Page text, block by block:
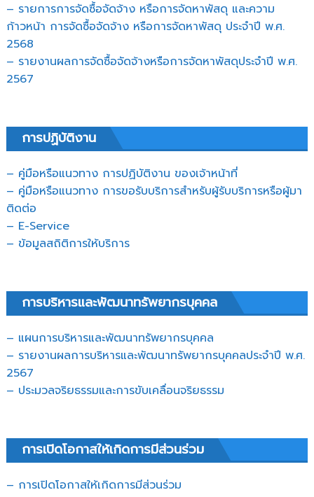
– รายการการจัดซื้อจัดจ้าง หรือการจัดหาพัสดุ และความ
ก้าวหน้า การจัดซื้อจัดจ้าง หรือการจัดหาพัสดุ ประจำปี พ.ศ.
2568
– รายงานผลการจัดซื้อจัดจ้างหรือการจัดหาพัสดุประจำปี พ.ศ.
2567
การปฏิบัติงาน
– คู่มือหรือแนวทาง การปฏิบัติงาน ของเจ้าหน้าที่
– คู่มือหรือแนวทาง การขอรับบริการสำหรับผู้รับบริการหรือผู้มา
ติดต่อ
– E-Service
– ข้อมูลสถิติการให้บริการ
การบริหารและพัฒนาทรัพยากรบุคคล
– แผนการบริหารและพัฒนาทรัพยากรบุคคล
– รายงานผลการบริหารและพัฒนาทรัพยากรบุคคลประจำปี พ.ศ.
2567
– ประมวลจริยธรรมและการขับเคลื่อนจริยธรรม
การเปิดโอกาสให้เกิดการมีส่วนร่วม
– การเปิดโอกาสให้เกิดการมีส่วนร่วม